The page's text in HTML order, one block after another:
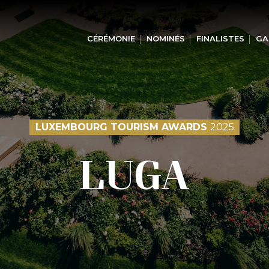
CÉRÉMONIE NOMINÉS FINALISTES
LUXEMBOURG TOURISM AWARDS 2025
LUGA